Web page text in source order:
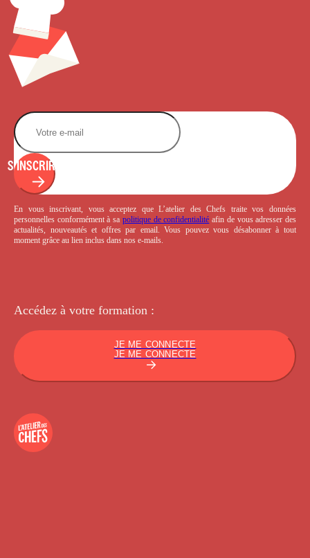
S'INSCRIRE
En vous inscrivant, vous acceptez que L’atelier des Chefs traite vos données
personnelles conformément à sa politique de confidentialité afin de vous adresser des
actualités, nouveautés et offres par email. Vous pouvez vous désabonner à tout
moment grâce au lien inclus dans nos e-mails.
Accédez à votre formation :
JE ME CONNECTE
JE ME CONNECTE